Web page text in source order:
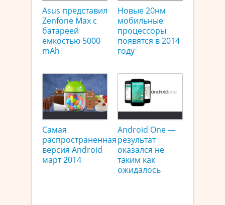
Asus представил
Zenfone Max с
батареей
емкостью 5000
mAh
Новые 20нм
мобильные
процессоры
появятся в 2014
году
Самая
распространенная
версия Android
март 2014
Android One —
результат
оказался не
таким как
ожидалось